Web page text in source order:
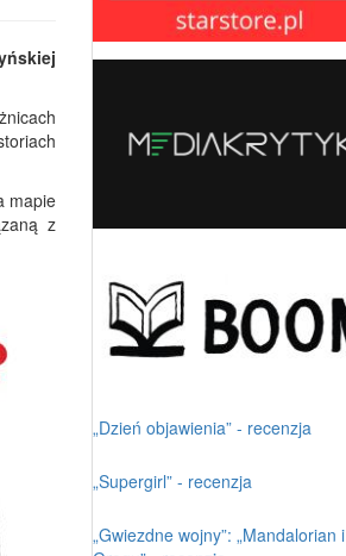
mapie
z
„Dzień objawienia” - recenzja
„Supergirl” - recenzja
„Gwiezdne wojny”: „Mandalorian i